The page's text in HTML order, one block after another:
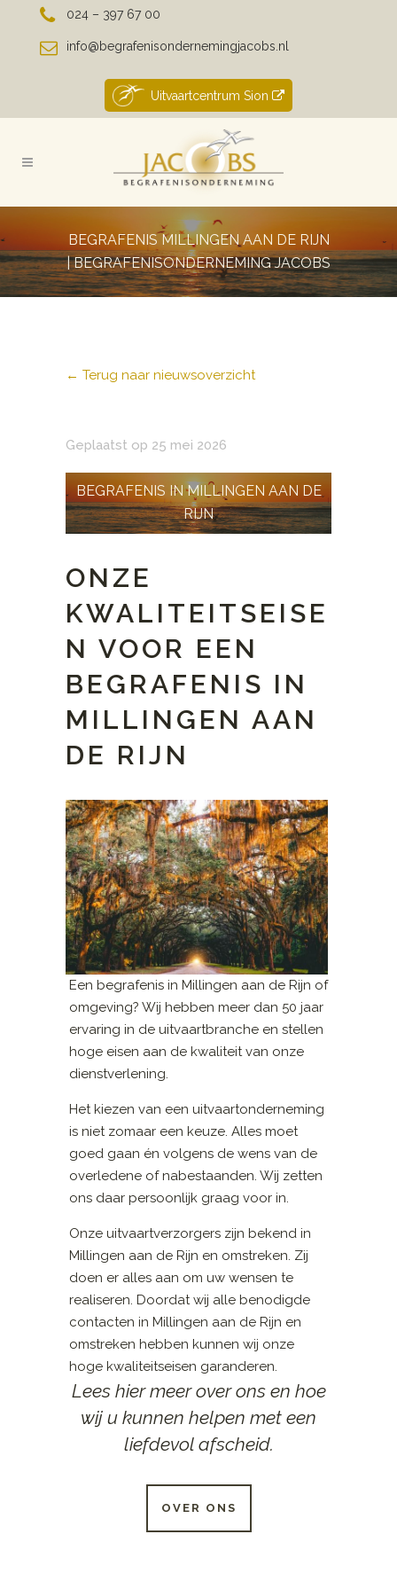
024 – 397 67 00
info@begrafenisondernemingjacobs.nl
Uitvaartcentrum Sion
BEGRAFENIS MILLINGEN AAN DE RIJN
| BEGRAFENISONDERNEMING JACOBS
← Terug naar nieuwsoverzicht
Geplaatst op 25 mei 2026
BEGRAFENIS IN MILLINGEN AAN DE
RIJN
ONZE
KWALITEITSEISE
N VOOR EEN
BEGRAFENIS IN
MILLINGEN AAN
DE RIJN
Een begrafenis in Millingen aan de Rijn of
omgeving? Wij hebben meer dan 50 jaar
ervaring in de uitvaartbranche en stellen
hoge eisen aan de kwaliteit van onze
dienstverlening.
Het kiezen van een uitvaartonderneming
is niet zomaar een keuze. Alles moet
goed gaan én volgens de wens van de
overledene of nabestaanden. Wij zetten
ons daar persoonlijk graag voor in.
Onze uitvaartverzorgers zijn bekend in
Millingen aan de Rijn en omstreken. Zij
doen er alles aan om uw wensen te
realiseren. Doordat wij alle benodigde
contacten in Millingen aan de Rijn en
omstreken hebben kunnen wij onze
hoge kwaliteitseisen garanderen.
Lees hier meer over ons en hoe
wij u kunnen helpen met een
liefdevol afscheid.
OVER ONS